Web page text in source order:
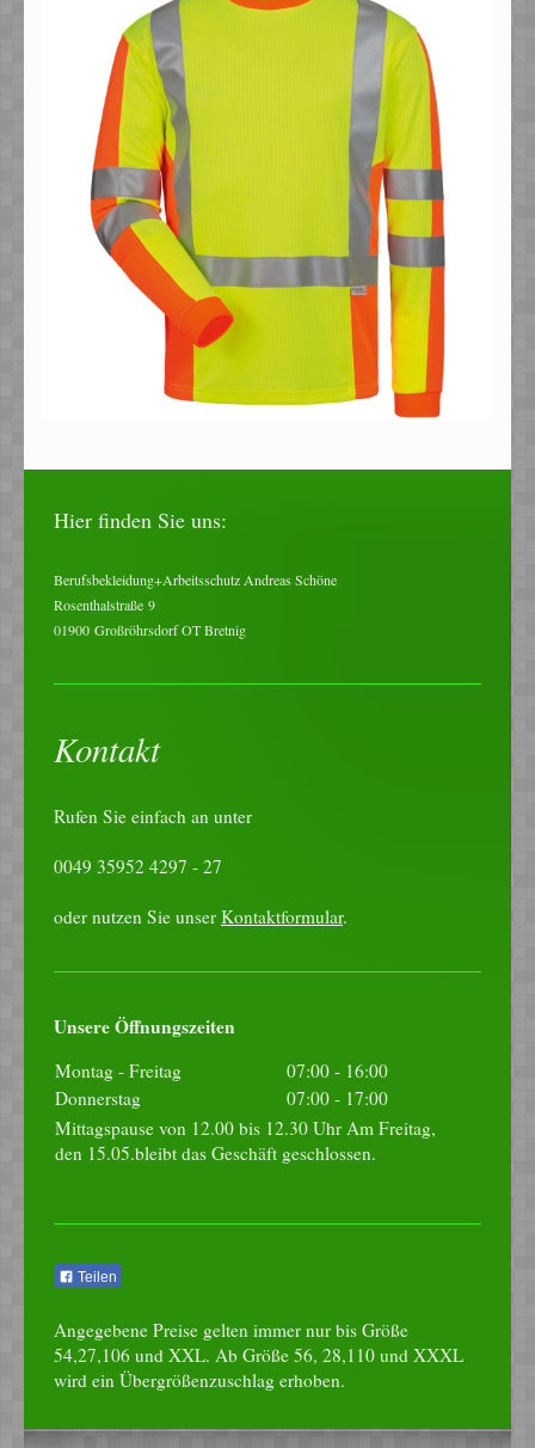
Hier finden Sie uns:
Berufsbekleidung+Arbeitsschutz Andreas Schöne
Rosenthalstraße 9
01900 Großröhrsdorf OT Bretnig
Kontakt
Rufen Sie einfach an unter
0049 35952 4297 - 27
oder nutzen Sie unser Kontaktformular.
Unsere Öffnungszeiten
Montag - Freitag 07:00 - 16:00
Donnerstag
07:00 - 17:00
Mittagspause von 12.00 bis 12.30 Uhr Am Freitag,
den 15.05.bleibt das Geschäft geschlossen.
Teilen
Angegebene Preise gelten immer nur bis Größe
54,27,106 und XXL. Ab Größe 56, 28,110 und XXXL
wird ein Übergrößenzuschlag erhoben.